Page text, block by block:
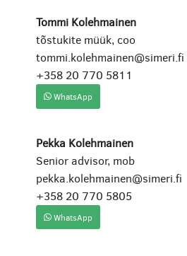
Tommi Kolehmainen
tõstukite müük, coo
tommi.kolehmainen@simeri.fi
+358 20 770 5811
WhatsApp
Pekka Kolehmainen
Senior advisor, mob
pekka.kolehmainen@simeri.fi
+358 20 770 5805
WhatsApp